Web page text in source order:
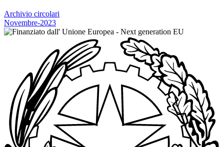
Archivio circolari
Novembre-2023